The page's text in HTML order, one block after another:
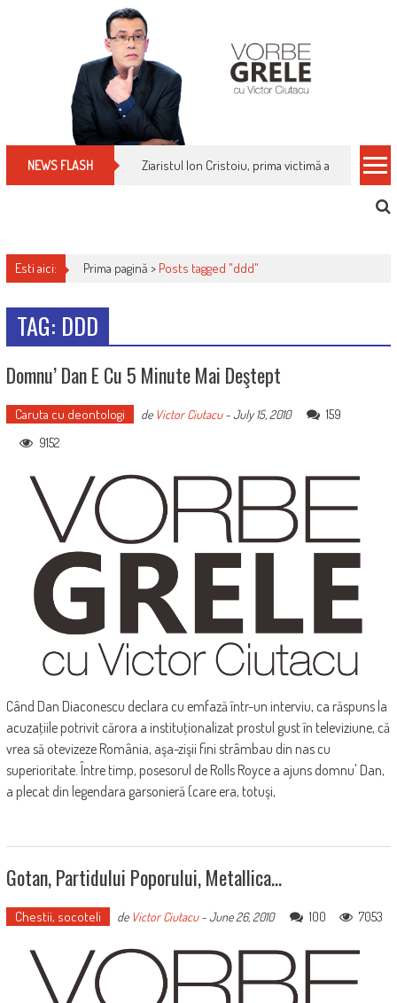
NEWS FLASH Ziaristul Ion Cristoiu, prima victimă a noi
Esti aici: Prima pagină > Posts tagged "ddd"
TAG: DDD
Domnu’ Dan E Cu 5 Minute Mai Deştept
Caruta cu deontologi de Victor Ciutacu-July 15, 2010
159
9152
Când Dan Diaconescu declara cu emfază într-un interviu, ca răspuns la
acuzaţiile potrivit cărora a instituţionalizat prostul gust în televiziune, că
vrea să otevizeze România, aşa-zişii fini strâmbau din nas cu
superioritate. Între timp, posesorul de Rolls Royce a ajuns domnu' Dan,
a plecat din legendara garsonieră (care era, totuşi,
Gotan, Partidului Poporului, Metallica…
Chestii, socoteli de Victor Ciutacu-June 26, 2010 100 7053